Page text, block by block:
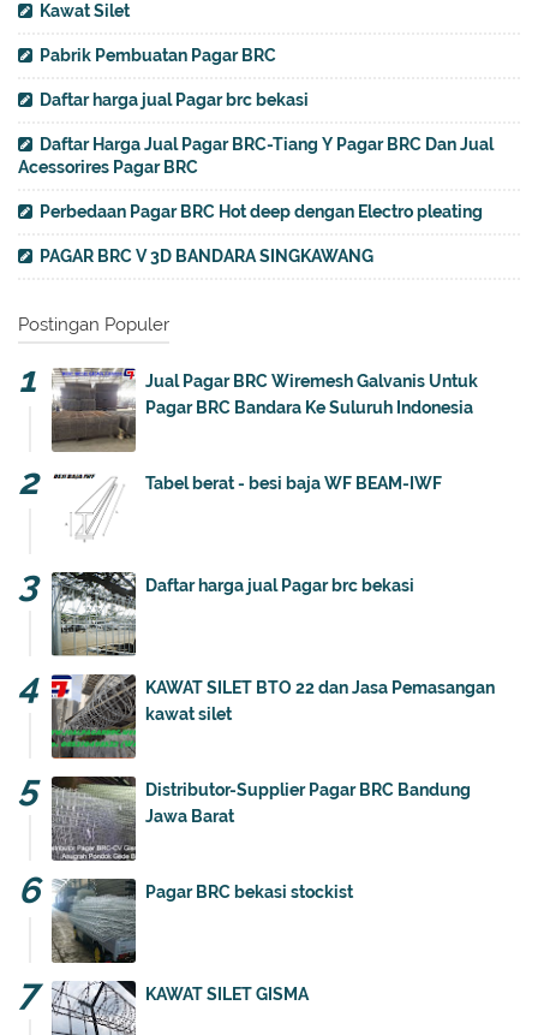
Kawat Silet
Pabrik Pembuatan Pagar BRC
Daftar harga jual Pagar brc bekasi
Daftar Harga Jual Pagar BRC-Tiang Y Pagar BRC Dan Jual
Acessorires Pagar BRC
Perbedaan Pagar BRC Hot deep dengan Electro pleating
PAGAR BRC V 3D BANDARA SINGKAWANG
Postingan Populer
Jual Pagar BRC Wiremesh Galvanis Untuk
Pagar BRC Bandara Ke Suluruh Indonesia
Tabel berat - besi baja WF BEAM-IWF
Daftar harga jual Pagar brc bekasi
KAWAT SILET BTO 22 dan Jasa Pemasangan
kawat silet
Distributor-Supplier Pagar BRC Bandung
Jawa Barat
Pagar BRC bekasi stockist
KAWAT SILET GISMA